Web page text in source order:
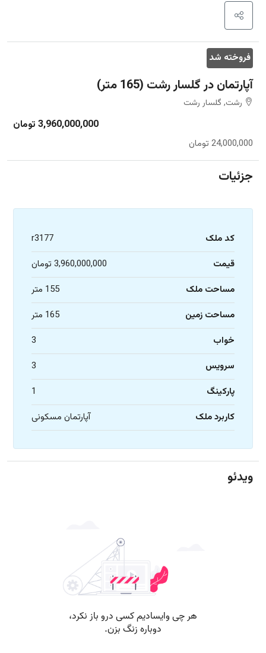
فروخته شد
آپارتمان در گلسار رشت (165 متر)
رشت, گلسار رشت
3,960,000,000 تومان
24,000,000 تومان
جزئیات
کد ملک
r3177
قیمت
3,960,000,000 تومان
مساحت ملک
155 متر
مساحت زمین
165 متر
خواب
3
سرویس
3
پارکینگ
1
کاربرد ملک
آپارتمان مسکونی
ویدئو